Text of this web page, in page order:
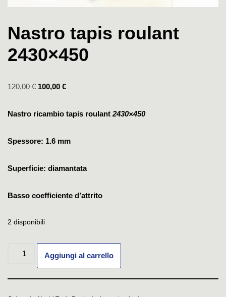
Nastro tapis roulant
2430×450
120,00€ 100,00 €
Nastro ricambio tapis roulant 2430×450
Spessore: 1.6 mm
Superficie: diamantata
Basso coefficiente d’attrito
2 disponibili
Aggiungi al carrello